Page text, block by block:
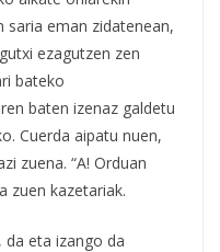
saria eman zidatenean,
ezagutzen zen
bateko
baten izenaz galdetu
Cuerda aipatu nuen,
zuena. “A! Orduan
zuen kazetariak.
da eta izango da